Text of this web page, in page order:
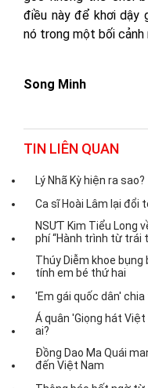
điều này để khơi dậy
nó trong một bối cảnh
Song Minh
TIN LIÊN QUAN
Lý Nhã Kỳ hiện ra sao?
Ca sĩ Hoài Lâm lại đổi
NSƯT Kim Tiểu Long
phí “Hành trình từ trái
Thúy Diễm khoe
tính em bé thứ hai
'Em gái quốc dân'
Á quân 'Giọng hát
ai?
Đồng Dao Ma Quái
đến Việt Nam